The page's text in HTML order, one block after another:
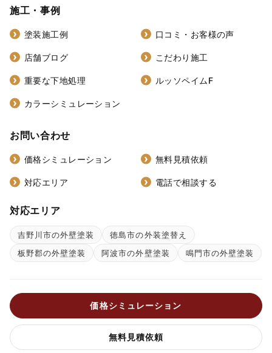
施工・事例
塗装施工例 口コミ・お客様の声
店舗ブログ こだわり施工
重要な下地処理 ルッソペイムF
カラーシミュレーション
お問い合わせ
価格シミュレーション 無料見積依頼
対応エリア 電話で相談する
対応エリア
吉野川市の外壁塗装
徳島市の外装塗替え
板野郡の外壁塗装
阿波市の外壁塗装 鳴門市の外壁塗装
価格シミュレーション
無料見積依頼